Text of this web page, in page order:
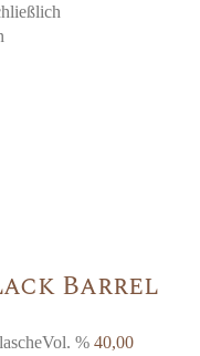
Barrel
Vol. %40,00